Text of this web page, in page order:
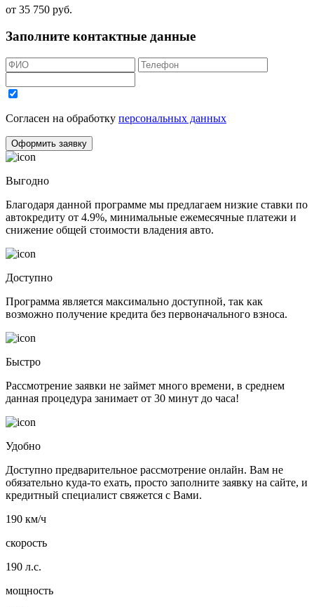
от 35 750 руб.
Заполните контактные данные
Согласен на обработку персональных данных
Оформить заявку
Выгодно
Благодаря данной программе мы предлагаем низкие ставки по
автокредиту от 4.9%, минимальные ежемесячные платежи и
снижение общей стоимости владения авто.
Доступно
Программа является максимально доступной, так как
возможно получение кредита без первоначального взноса.
Быстро
Рассмотрение заявки не займет много времени, в среднем
данная процедура занимает от 30 минут до часа!
Удобно
Доступно предварительное рассмотрение онлайн. Вам не
обязательно куда-то ехать, просто заполните заявку на сайте, и
кредитный специалист свяжется с Вами.
190 км/ч
скорость
190 л.с.
мощность